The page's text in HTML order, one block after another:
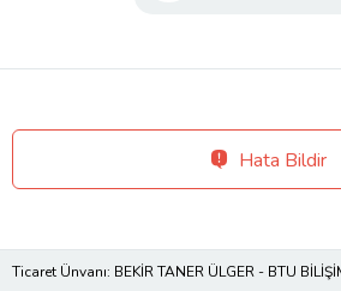
Hata Bildir
Ticaret Ünvanı: BEKİR TANER ÜLGER - BTU